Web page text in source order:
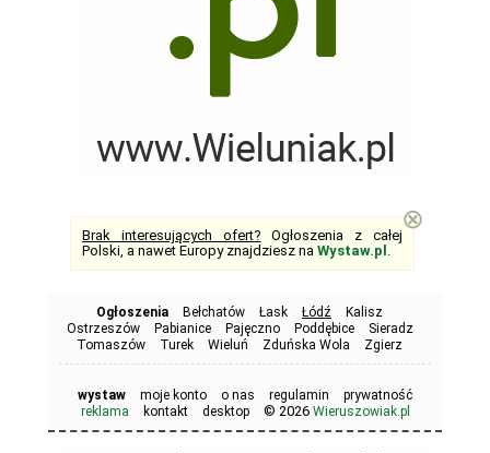
Brak interesujących ofert? Ogłoszenia z całej
Polski, a nawet Europy znajdziesz na Wystaw.pl .
⊗
Ogłoszenia Bełchatów Łask Łódź
Kalisz
Ostrzeszów
Pabianice Pajęczno Poddębice
Sieradz
Tomaszów
Turek Wieluń Zduńska Wola Zgierz
wystaw moje konto o nas regulamin
prywatność
reklama
kontakt desktop © 2026 Wieruszowiak.pl